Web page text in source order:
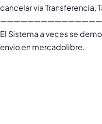
cancelar via Transferencia,
El Sistema a veces se
envio en mercadolibre.